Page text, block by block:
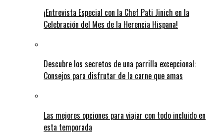
¡Entrevista Especial con la Chef Pati Jinich en la
Celebración del Mes de la Herencia Hispana!
Descubre los secretos de una parrilla excepcional:
Consejos para disfrutar de la carne que amas
Las mejores opciones para viajar con todo incluido en
esta temporada